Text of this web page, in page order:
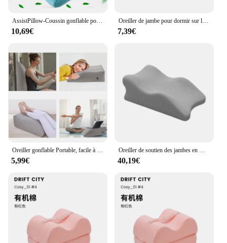
AssistPillow-Coussin gonflable pour les jambes, en PVC doux, pour femme enceinte, portable, pour les genoux
10,69€
Oreiller de jambe pour dormir sur le lit, soins des varices des jambes, levage des membres inférieurs pour les femmes enceintes, 1 pièce
7,39€
Oreiller gonflable Portable, facile à gonfler, pour genoux, lever les jambes, pour dormir, lire, se détendre
5,99€
Oreiller de soutien des jambes en mousse à mémoire de forme, aide confort, haute performance
40,19€